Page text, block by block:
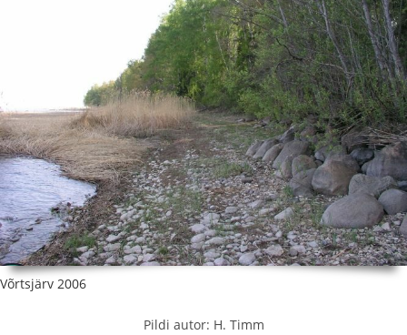
Võrtsjärv 2006
Pildi autor: H. Timm